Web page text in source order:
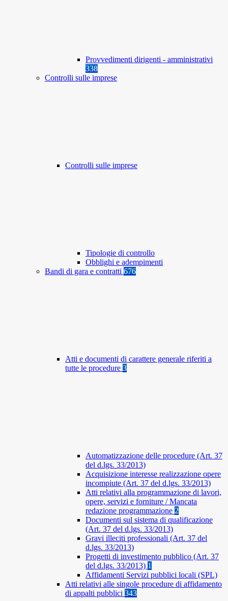
Provvedimenti dirigenti - amministrativi
338
Controlli sulle imprese
Controlli sulle imprese
Tipologie di controllo
Obblighi e adempimenti
Bandi di gara e contratti 676
Atti e documenti di carattere generale riferiti a
tutte le procedure 3
Automatizzazione delle procedure (Art. 37
del d.lgs. 33/2013)
Acquisizione interesse realizzazione opere
incompiute (Art. 37 del d.lgs. 33/2013)
Atti relativi alla programmazione di lavori,
opere, servizi e forniture / Mancata
redazione programmazione 2
Documenti sul sistema di qualificazione
(Art. 37 del d.lgs. 33/2013)
Gravi illeciti professionali (Art. 37 del
d.lgs. 33/2013)
Progetti di investimento pubblico (Art. 37
del d.lgs. 33/2013) 1
Affidamenti Servizi pubblici locali (SPL)
Atti relativi alle singole procedure di affidamento
di appalti pubblici 343